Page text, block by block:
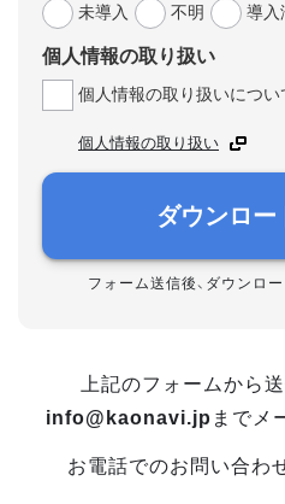
未導入
不明 導入
個人情報の取り扱い
個人情報の取り扱いについ
個人情報の取り扱い
ダウンロー
フォーム送信後、ダウンロ
上記のフォームから
info@kaonavi.jp までメ
お電話でのお問い合わ